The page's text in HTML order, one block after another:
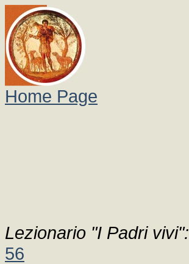
Home Page
Lezionario "I Padri vivi":
56